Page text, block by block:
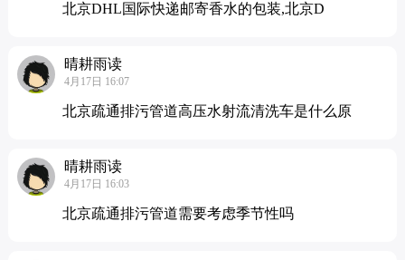
北京DHL国际快递邮寄香水的包装,北京D
晴耕雨读
4月17日 16:07
北京疏通排污管道高压水射流清洗车是什么原
晴耕雨读
4月17日 16:03
北京疏通排污管道需要考虑季节性吗